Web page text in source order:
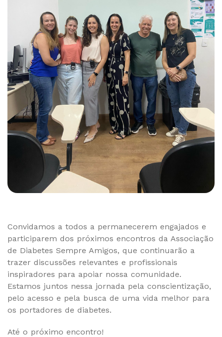
Convidamos a todos a permanecerem engajados e
participarem dos próximos encontros da Associação
de Diabetes Sempre Amigos, que continuarão a
trazer discussões relevantes e profissionais
inspiradores para apoiar nossa comunidade.
Estamos juntos nessa jornada pela conscientização,
pelo acesso e pela busca de uma vida melhor para
os portadores de diabetes.
Até o próximo encontro!